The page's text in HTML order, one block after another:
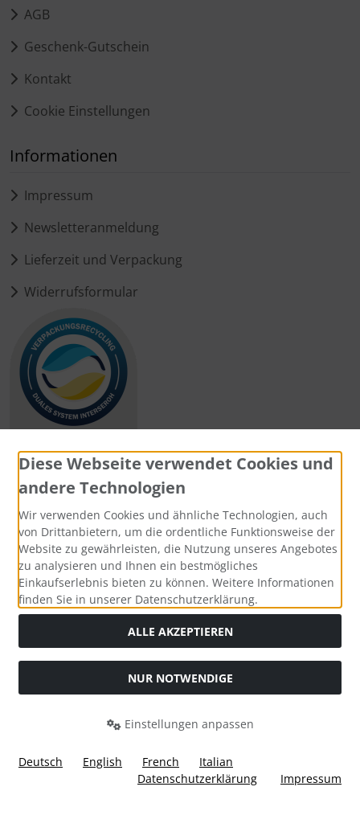
AGB
Geschenk-Gutschein
Kontakt
Cookie Einstellungen
Informationen
Impressum
Newsletteranmeldung
Lieferzeit und Verpackung
Widerrufsformular
Zahlungsmethoden
Social Media
Widerrufsformular
Diese Webseite verwendet Cookies und
andere Technologien
Wir verwenden Cookies und ähnliche Technologien, auch
von Drittanbietern, um die ordentliche Funktionsweise der
Website zu gewährleisten, die Nutzung unseres Angebotes
zu analysieren und Ihnen ein bestmögliches
Einkaufserlebnis bieten zu können. Weitere Informationen
finden Sie in unserer Datenschutzerklärung.
ALLE AKZEPTIEREN
NUR NOTWENDIGE
Einstellungen anpassen
Deutsch English French
Italian
Datenschutzerklärung
Impressum